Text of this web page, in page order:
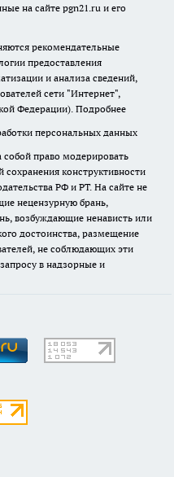
на сайте pgn21.ru и его
рекомендательные
предоставления
и анализа сведений,
сети "Интернет",
Федерации).Подробнее
персональных данных
собой право модерировать
конструктивности
РФ и РТ. На сайте не
нецензурную брань,
возбуждающие ненависть или
достоинства, размещение
не соблюдающих эти
в надзорные и